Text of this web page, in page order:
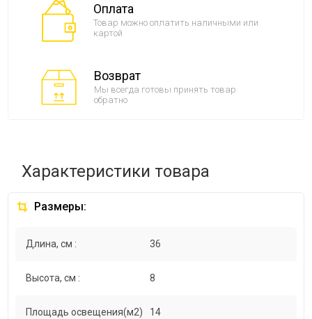
Оплата
Товар можно оплатить наличными или
картой
Возврат
Мы всегда готовы принять товар
обратно
Характеристики товара
Размеры:
Длина, см : 36
Высота, см : 8
Площадь освещения(м2)
14